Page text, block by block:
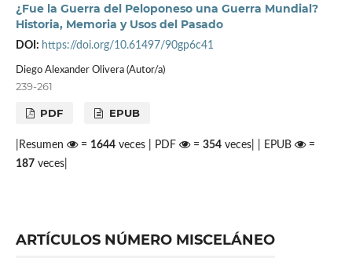
¿Fue la Guerra del Peloponeso una Guerra Mundial?
Historia, Memoria y Usos del Pasado
DOI: https://doi.org/10.61497/90gp6c41
Diego Alexander Olivera (Autor/a)
239-261
PDF EPUB
|Resumen = 1644veces | PDF = 354veces| | EPUB
=
187veces|
ARTÍCULOS NÚMERO MISCELÁNEO